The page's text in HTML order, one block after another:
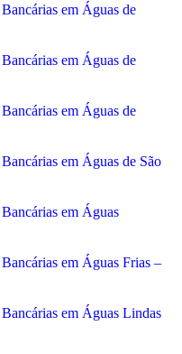
em Águas de
em Águas de
em Águas de
em Águas de São
em Águas
em Águas Frias –
em Águas Lindas